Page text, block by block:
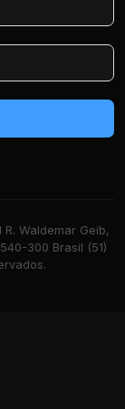
Waldemar Geib,
300 Brasil (51)